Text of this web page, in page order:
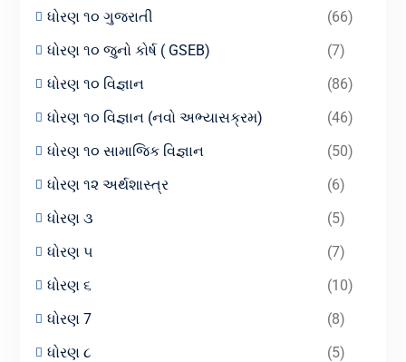
ધોરણ ૧૦ ગુજરાતી
(66)
ધોરણ ૧૦ જુનો કોર્ષ ( GSEB)
(7)
ધોરણ ૧૦ વિજ્ઞાન
(86)
ધોરણ ૧૦ વિજ્ઞાન (નવો અભ્યાસક્રમ)
(46)
ધોરણ ૧૦ સામાજિક વિજ્ઞાન
(50)
ધોરણ ૧૨ અર્થશાસ્ત્ર
(6)
ધોરણ ૩
(5)
ધોરણ ૫
(7)
ધોરણ ૬
(10)
ધોરણ 7
(8)
ધોરણ ૮
(5)